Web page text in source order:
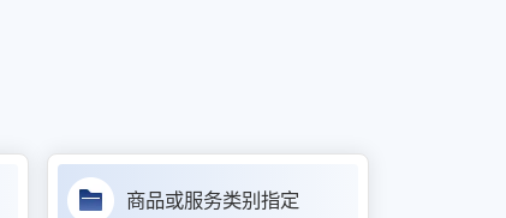
商品或服务类别指定